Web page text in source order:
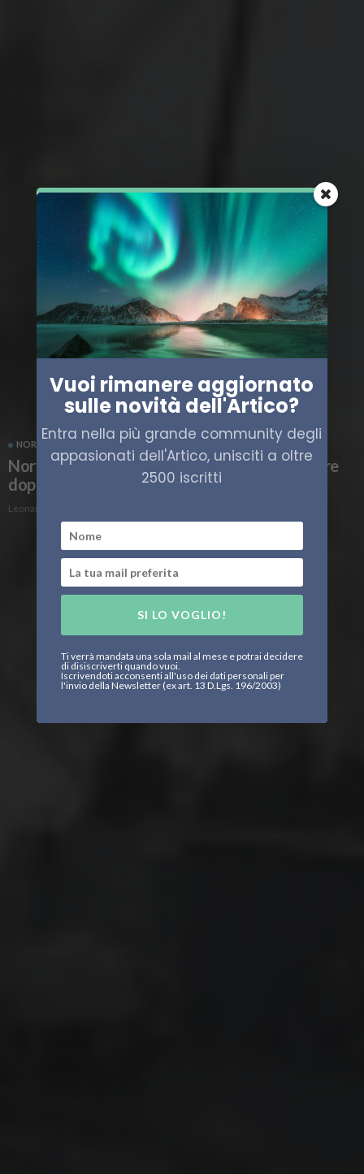
NORVEGIA POLITICA TRASPORTO
Norvegia, fregata militare rischia di affondare
dopo la collisione con una petroliera
Leonardo Parigi
Vuoi rimanere aggiornato
sulle novità dell'Artico?
Entra nella più grande community degli
appasionati dell'Artico, unisciti a oltre
2500 iscritti
SI LO VOGLIO!
Ti verrà mandata una sola mail al mese e potrai decidere
di disiscriverti quando vuoi.
Iscrivendoti acconsenti all'uso dei dati personali per
l'invio della Newsletter (ex art. 13 D.Lgs. 196/2003)